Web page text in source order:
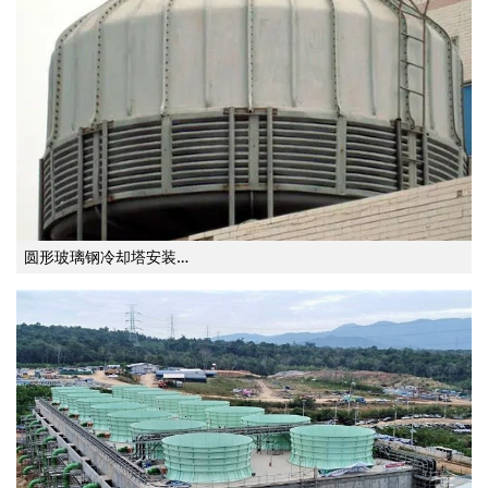
圆形玻璃钢冷却塔安装…